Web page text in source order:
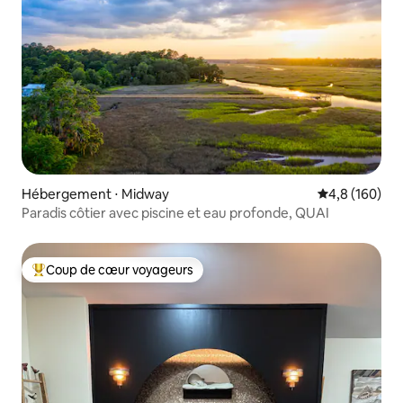
Hébergement ⋅ Midway Évaluation
4,8 (160)
Paradis côtier avec piscine et eau profonde, QUAI
Coups de cœur voyageurs les plus appréciés
Coup de cœur voyageurs